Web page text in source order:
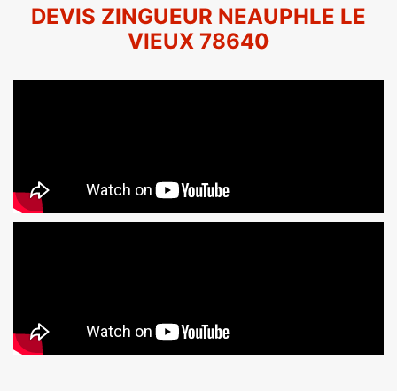
DEVIS ZINGUEUR NEAUPHLE LE
VIEUX 78640